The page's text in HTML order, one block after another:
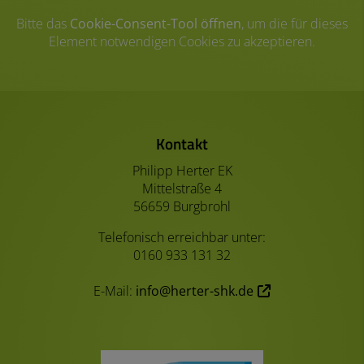
Bitte das Cookie-Consent-Tool öffnen, um die für dieses
Element notwendigen Cookies zu akzeptieren.
Footer - Kontaktdaten und Öffnungszeiten
Kontakt
Philipp Herter EK
Mittelstraße 4
56659 Burgbrohl
Telefonisch erreichbar unter:
0160 933 131 32
E-Mail: info@herter-shk.de